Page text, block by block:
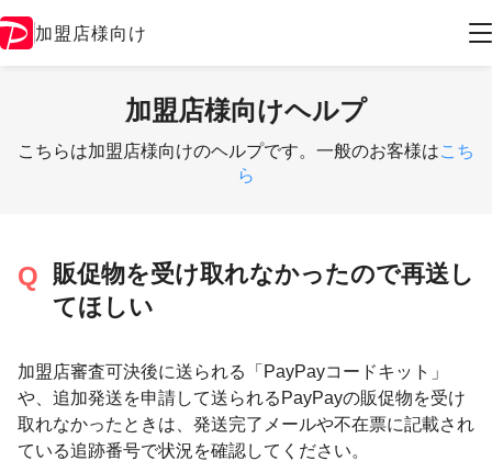
加盟店様向け
加盟店様向けヘルプ
こちらは加盟店様向けのヘルプです。一般のお客様はこち
ら
販促物を受け取れなかったので再送し
てほしい
加盟店審査可決後に送られる「PayPayコードキット」
や、追加発送を申請して送られるPayPayの販促物を受け
取れなかったときは、発送完了メールや不在票に記載され
ている追跡番号で状況を確認してください。